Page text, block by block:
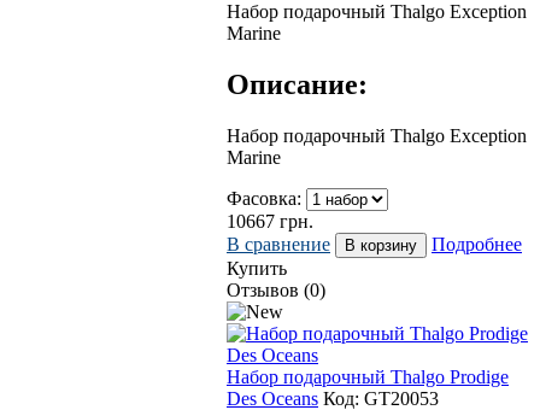
Набор подарочный Thalgo Exception
Marine
Описание:
Набор подарочный Thalgo Exception
Marine
Фасовка:
10667 грн.
В сравнение
Подробнее
Купить
Отзывов (0)
Набор подарочный Thalgo Prodige
Des Oceans Код: GT20053